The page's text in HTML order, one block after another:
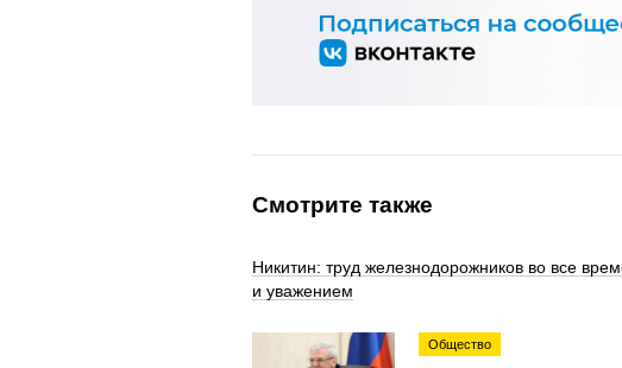
Смотрите также
Никитин: труд железнодорожников во все
и уважением
Общество